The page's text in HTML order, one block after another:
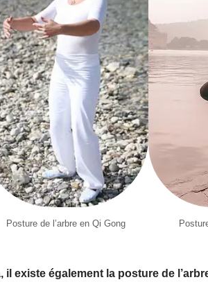
Posture de l’arbre en Qi Gong
il existe également la posture de